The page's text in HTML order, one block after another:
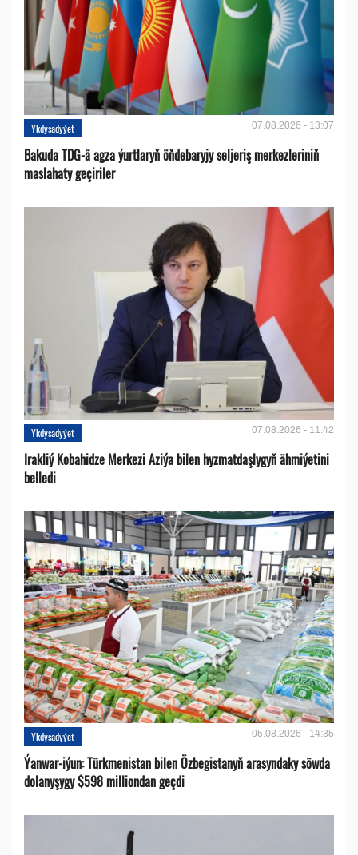
Ykdysadyýet 07.08.2026 - 13:07
Bakuda TDG-ä agza ýurtlaryň öňdebaryjy seljeriş merkezleriniň
maslahaty geçiriler
Ykdysadyýet 07.08.2026 - 11:42
Irakliý Kobahidze Merkezi Aziýa bilen hyzmatdaşlygyň ähmiýetini
belledi
Ykdysadyýet 05.08.2026 - 14:35
Ýanwar-iýun: Türkmenistan bilen Özbegistanyň arasyndaky söwda
dolanyşygy $598 milliondan geçdi